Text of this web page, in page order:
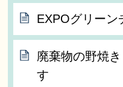
EXPOグリーン
廃棄物の野焼
す